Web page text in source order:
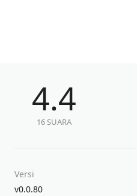
4.4
16 SUARA
Versi
v0.0.80